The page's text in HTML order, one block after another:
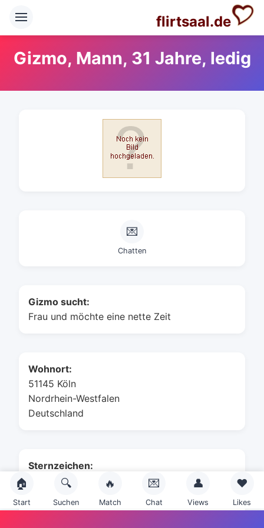
flirtsaal.de
Gizmo, Mann, 31 Jahre, ledig
💌
Chatten
Gizmo sucht:
Frau und möchte eine nette Zeit
Wohnort:
51145 Köln
Nordrhein-Westfalen
Deutschland
Sternzeichen:
🏠
Start
🔍
Suchen
🔥
Match
💌
Chat
👤
Views
❤️
Likes